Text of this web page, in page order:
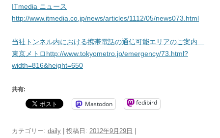
ITmedia ニュース
http://www.itmedia.co.jp/news/articles/1112/05/news073.html
当社トンネル内における携帯電話の通信可能エリアのご案内
東京メトロhttp://www.tokyometro.jp/emergency/73.html?
width=816&height=650
共有:
Mastodon fedibird
カテゴリー: daily | 投稿日: 2012年9月29日 |